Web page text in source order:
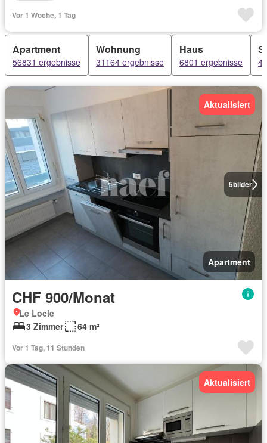
Vor 1 Woche, 1 Tag
Apartment
56831 ergebnisse
Wohnung
31164 ergebnisse
Haus
6801 ergebnisse
5bilder
Aktualisiert
Apartment
CHF 900/Monat
Le Locle
3 Zimmer
64 m²
Vor 1 Tag, 11 Stunden
Aktualisiert